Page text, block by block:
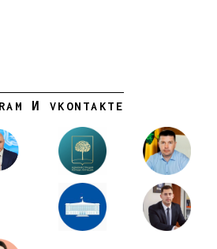
И VKONTAKTE